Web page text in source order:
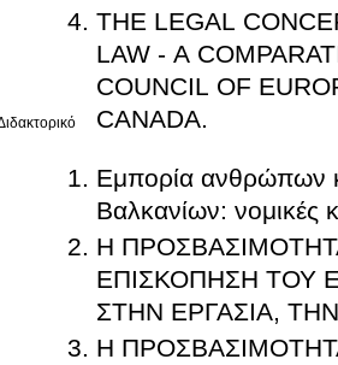
THE LEGAL
LAW - A
COUNCIL OF
CANADA.
Εμπορία ανθρώπων
Βαλκανίων: νομικές
Η
ΕΠΙΣΚΟΠΗΣΗ ΤΟΥ
ΣΤΗΝ ΕΡΓΑΣΙΑ,
Η